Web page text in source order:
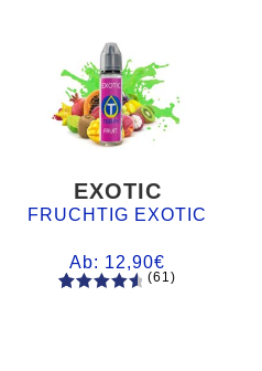
EXOTIC
FRUCHTIG EXOTIC
Ab: 12,90€
(61)